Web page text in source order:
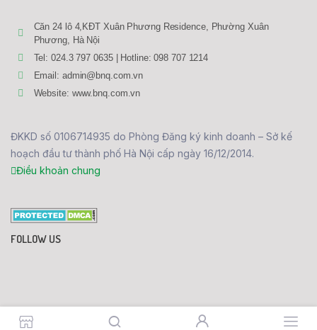
Căn 24 lô 4,KĐT Xuân Phương Residence, Phường Xuân
Phương, Hà Nội
Tel: 024.3 797 0635 | Hotline: 098 707 1214
Email: admin@bnq.com.vn
Website: www.bnq.com.vn
ĐKKD số 0106714935 do Phòng Đăng ký kinh doanh – Sở kế
hoạch đầu tư thành phố Hà Nội cấp ngày 16/12/2014.
Điều khoản chung
FOLLOW US